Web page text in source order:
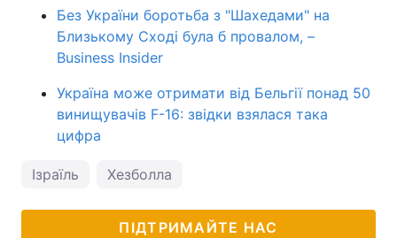
Без України боротьба з "Шахедами" на
Близькому Сході була б провалом, –
Business Insider
Україна може отримати від Бельгії понад 50
винищувачів F-16: звідки взялася така
цифра
Ізраїль Хезболла
ПІДТРИМАЙТЕ НАС